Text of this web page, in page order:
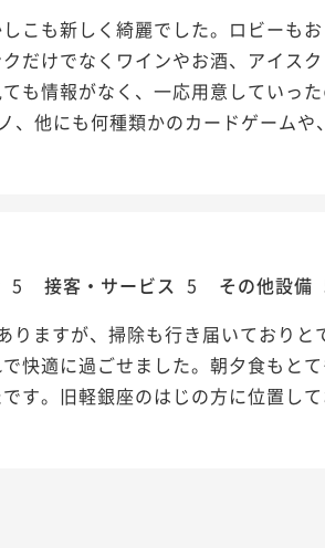
こも新しく綺麗でした。ロビーも
だけでなくワインやお酒、アイス
も情報がなく、一応用意していっ
、他にも何種類かのカードゲーム
5 接客・サービス 5 その他設備
りますが、掃除も行き届いており
快適に過ごせました。朝夕食もと
す。旧軽銀座のはじの方に位置し